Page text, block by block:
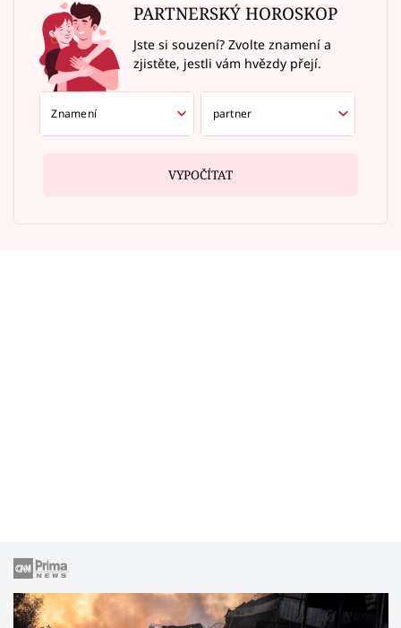
PARTNERSKÝ HOROSKOP
Jste si souzení? Zvolte znamení a
zjistěte, jestli vám hvězdy přejí.
VYPOČÍTAT